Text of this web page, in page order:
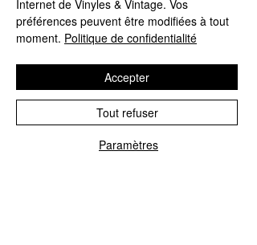
A4 Love And Money (RSF Metropol
Italo Remix)
B1 Need A Man Blues (RSF Metropol
I Feel Love/Love To Love You Baby
(Ultramix)
Affair)
Internet de Vinyles & Vintage. Vos
préférences peuvent être modifiées à tout
moment. Politique de confidentialité
Paramètres
Tout refuser
Accepter